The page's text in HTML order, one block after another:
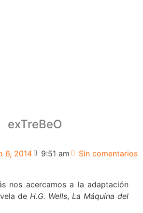
exTreBeO
6, 2014 9:51 am Sin comentarios
nos acercamos a la adaptación
de H.G. Wells, La Máquina del